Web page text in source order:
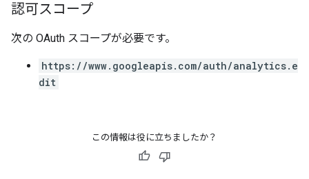
認可スコープ
次の OAuth スコープが必要です。
https://www.googleapis.com/auth/analytics.e
dit
この情報は役に立ちましたか？